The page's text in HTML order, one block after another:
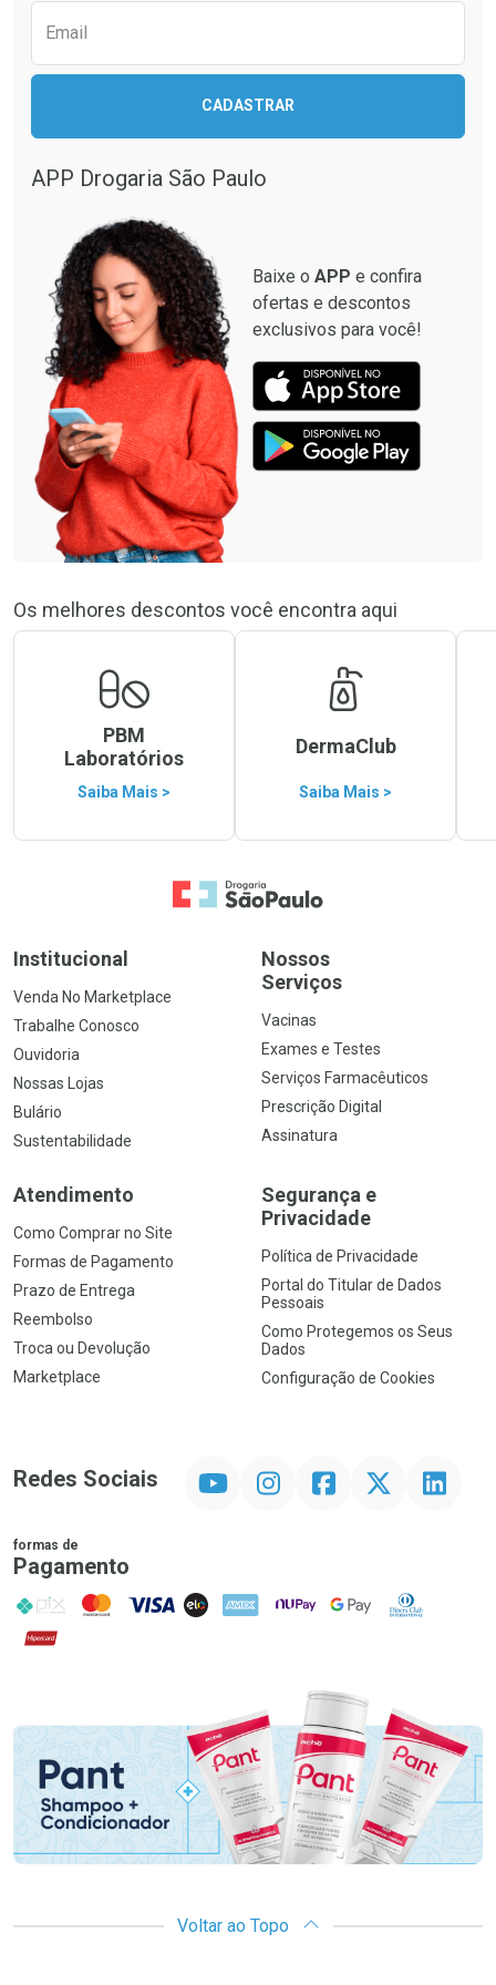
Email
CADASTRAR
APP Drogaria São Paulo
Baixe o APP e confira
ofertas e descontos
exclusivos para você!
Os melhores descontos você encontra aqui
PBM
Laboratórios
Saiba Mais >
DermaClub
Saiba Mais >
Ir para a Home
Institucional
Venda No Marketplace
Trabalhe Conosco
Ouvidoria
Nossas Lojas
Bulário
Sustentabilidade
Nossos
Serviços
Vacinas
Exames e Testes
Serviços Farmacêuticos
Prescrição Digital
Assinatura
Atendimento
Como Comprar no Site
Formas de Pagamento
Prazo de Entrega
Reembolso
Troca ou Devolução
Marketplace
Segurança e
Privacidade
Política de Privacidade
Portal do Titular de Dados
Pessoais
Como Protegemos os Seus
Dados
Configuração de Cookies
Redes Sociais InstagramFacebookTwitter Linkedin
formas de
Pagamento
PIX MasterCard
VISA ELO AMEX NuPay Google PayDiners Club
Hipercard
Promoção em Destaque
Voltar ao Topo